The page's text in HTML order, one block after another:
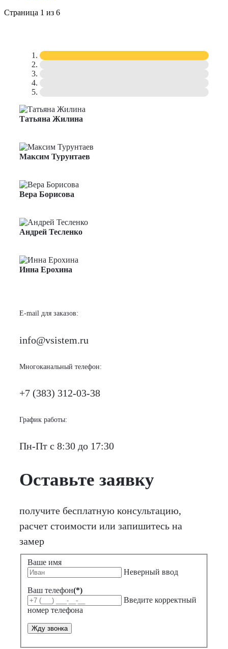
Страница 1 из 6
Татьяна Жилина
Максим Турунтаев
Вера Борисова
Андрей Тесленко
Инна Ерохина
E-mail для заказов:
info@vsistem.ru
Многоканальный телефон:
+7 (383) 312-03-38
График работы:
Пн-Пт с 8:30 до 17:30
Оставьте заявку
получите бесплатную консультацию,
расчет стоимости или запишитесь на
замер
Ваше имя
Неверный ввод
Ваш телефон(*)
Введите корректный
номер телефона
Жду звонка